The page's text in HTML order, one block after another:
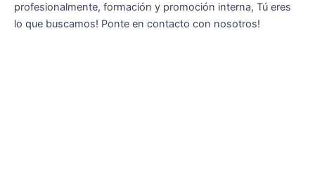
profesionalmente, formación y promoción interna, Tú eres
lo que buscamos! Ponte en contacto con nosotros!